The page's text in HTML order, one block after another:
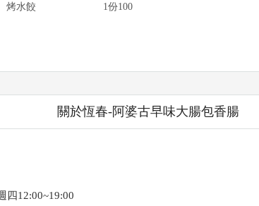
烤水餃 1份100
關於恆春-阿婆古早味大腸包香腸
四12:00~19:00